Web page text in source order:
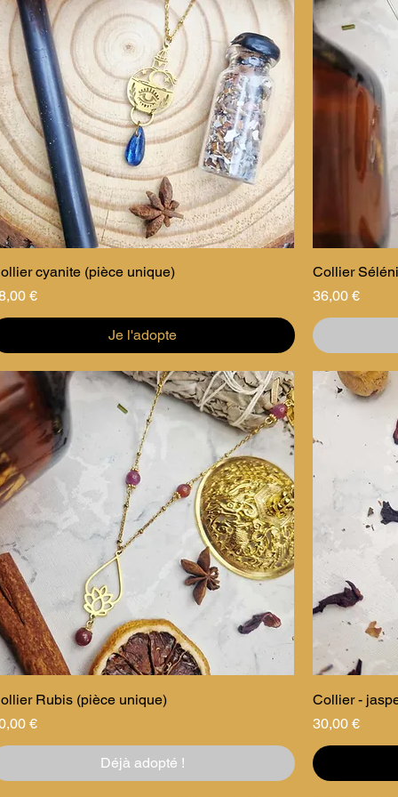
cyanite (pièce unique)
€
Je l'adopte
Collier
Prix
36,00 €
Rubis (pièce unique)
€
Déjà adopté !
Collier -
Prix
30,00 €